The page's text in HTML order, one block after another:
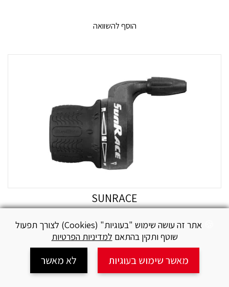
הוסף להשוואה
SUNRACE
W/CASING
30
₪
שיתוף חיפוש צור קשר מידע
אתר זה עושה שימוש "בעוגיות" (Cookies) לצורך תפעול
שוטף ותקין בהתאם למדיניות הפרטיות
מאשר שימוש בעוגיות לא מאשר